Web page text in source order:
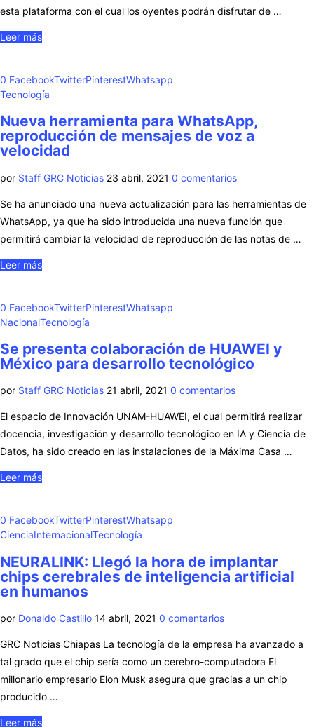
esta plataforma con el cual los oyentes podrán disfrutar de …
Leer más
0 FacebookTwitterPinterestWhatsapp
Tecnología
Nueva herramienta para WhatsApp,
reproducción de mensajes de voz a
velocidad
por Staff GRC Noticias 23 abril, 2021 0 comentarios
Se ha anunciado una nueva actualización para las herramientas de
WhatsApp, ya que ha sido introducida una nueva función que
permitirá cambiar la velocidad de reproducción de las notas de …
Leer más
0 FacebookTwitterPinterestWhatsapp
NacionalTecnología
Se presenta colaboración de HUAWEI y
México para desarrollo tecnológico
por Staff GRC Noticias 21 abril, 2021 0 comentarios
El espacio de Innovación UNAM-HUAWEI, el cual permitirá realizar
docencia, investigación y desarrollo tecnológico en IA y Ciencia de
Datos, ha sido creado en las instalaciones de la Máxima Casa …
Leer más
0 FacebookTwitterPinterestWhatsapp
CienciaInternacionalTecnología
NEURALINK: Llegó la hora de implantar
chips cerebrales de inteligencia artificial
en humanos
por Donaldo Castillo 14 abril, 2021 0 comentarios
GRC Noticias Chiapas La tecnología de la empresa ha avanzado a
tal grado que el chip sería como un cerebro-computadora El
millonario empresario Elon Musk asegura que gracias a un chip
producido …
Leer más